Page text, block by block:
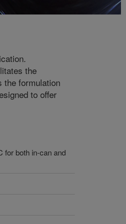
the
the formulation
to offer
for both in-can and